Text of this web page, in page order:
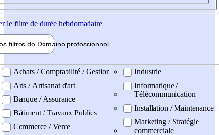
le filtre de durée hebdomadaire
filtres de Domaine professionnel
professionel
Achats / Comptabilité / Gestion
Arts / Artisanat d'art
Banque / Assurance
Bâtiment / Travaux Publics
Commerce / Vente
Industrie
Informatique /
Télécommunication
Installation / Maintenance
Marketing / Stratégie
commerciale